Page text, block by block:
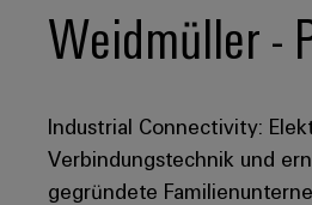
Weidmüller -
Industrial Connectivity:
Verbindungstechnik und
gegründete